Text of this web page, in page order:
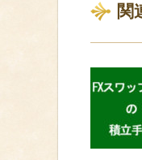
関